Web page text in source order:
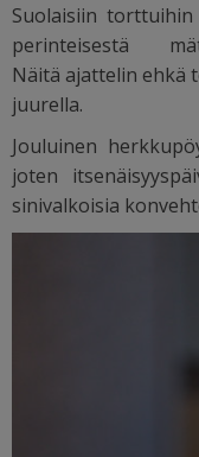
Suolaisiin
perinteisestä
Näitä ajattelin ehkä
juurella.
Jouluinen
joten
sinivalkoisia